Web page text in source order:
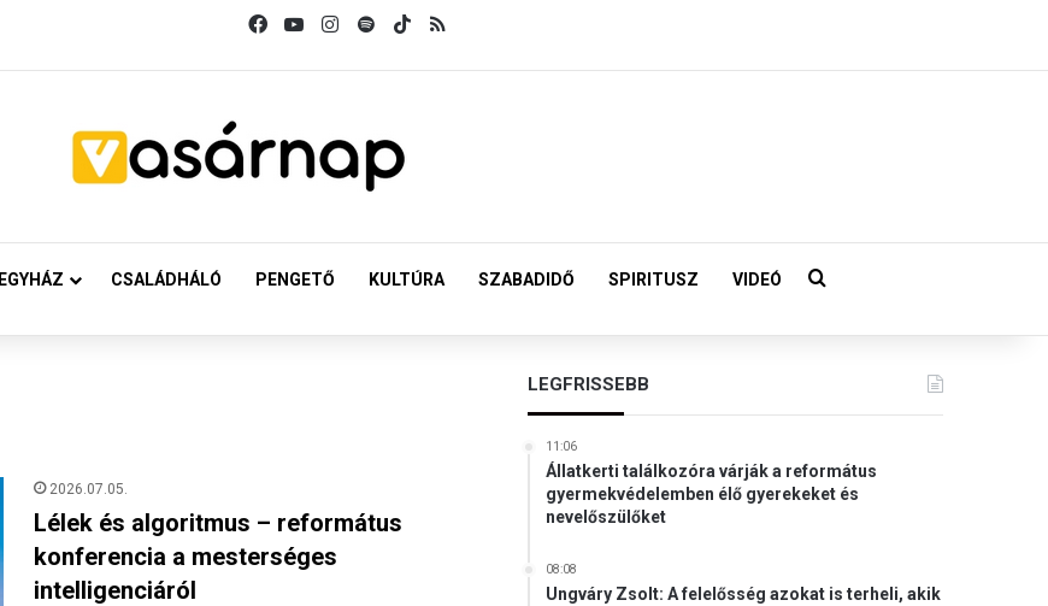
FacebookYouTubeInstagram
SpotifyTikTok
EGYHÁZ CSALÁDHÁLÓ PENGETŐ KULTÚRA SZABADIDŐ SPIRITUSZ VIDEÓ Keresés:
2026.07.05.
Lélek és algoritmus – református
konferencia a mesterséges
intelligenciáról
LEGFRISSEBB
11:06
Állatkerti találkozóra várják a református
gyermekvédelemben élő gyerekeket és
nevelőszülőket
08:08
Ungváry Zsolt: A felelősség azokat is terheli, akik